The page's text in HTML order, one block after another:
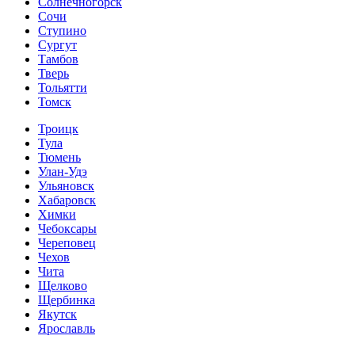
Сочи
Ступино
Сургут
Тамбов
Тверь
Тольятти
Томск
Троицк
Тула
Тюмень
Улан-Удэ
Ульяновск
Хабаровск
Химки
Чебоксары
Череповец
Чехов
Чита
Щелково
Щербинка
Якутск
Ярославль